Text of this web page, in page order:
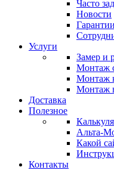
Часто
Новости
Услуги
Замер и
Монтаж
Монтаж
Монтаж
Доставка
Полезное
Альта-
Какой
Контакты